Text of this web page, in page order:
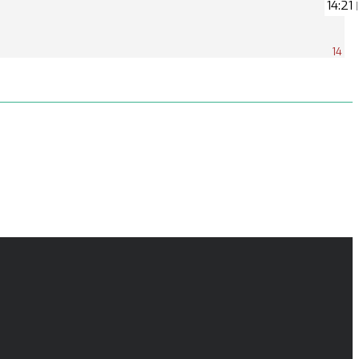
14:21 |
14